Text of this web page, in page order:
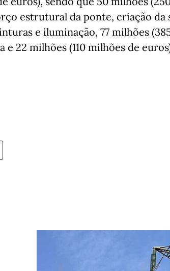
estrutural da ponte, criação da
e iluminação, 77 milhões
22 milhões (110 milhões de